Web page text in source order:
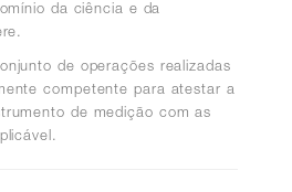
da ciência e da
de operações realizadas
competente para atestar a
de medição com as